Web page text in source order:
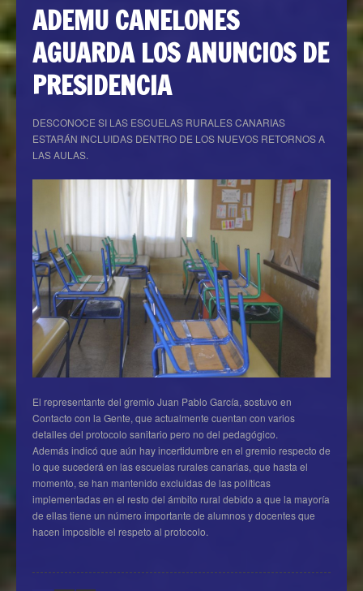
ADEMU CANELONES
AGUARDA LOS ANUNCIOS DE
PRESIDENCIA
DESCONOCE SI LAS ESCUELAS RURALES CANARIAS
ESTARÁN INCLUIDAS DENTRO DE LOS NUEVOS RETORNOS A
LAS AULAS.
El representante del gremio Juan Pablo García, sostuvo en
Contacto con la Gente, que actualmente cuentan con varios
detalles del protocolo sanitario pero no del pedagógico.
Además indicó que aún hay incertidumbre en el gremio respecto de
lo que sucederá en las escuelas rurales canarias, que hasta el
momento, se han mantenido excluidas de las políticas
implementadas en el resto del ámbito rural debido a que la mayoría
de ellas tiene un número importante de alumnos y docentes que
hacen imposible el respeto al protocolo.